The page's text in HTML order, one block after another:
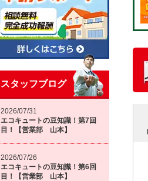
スタッフブログ
2026/07/31
エコキュートの豆知識！第7回
目！【営業部 山本】
2026/07/26
エコキュートの豆知識！第6回
目！【営業部 山本】